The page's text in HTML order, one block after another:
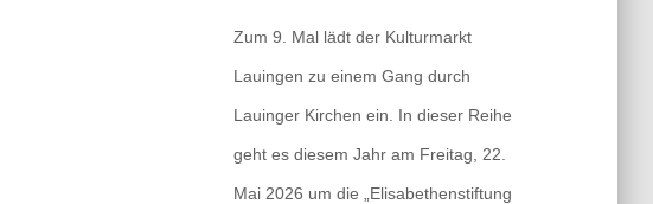
Zum 9. Mal lädt der Kulturmarkt
Lauingen zu einem Gang durch
Lauinger Kirchen ein. In dieser Reihe
geht es diesem Jahr am Freitag, 22.
Mai 2026 um die „Elisabethenstiftung